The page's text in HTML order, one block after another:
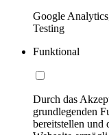
Google
Testing
Funktional
Durch das
grundlegenden
bereitstellen und